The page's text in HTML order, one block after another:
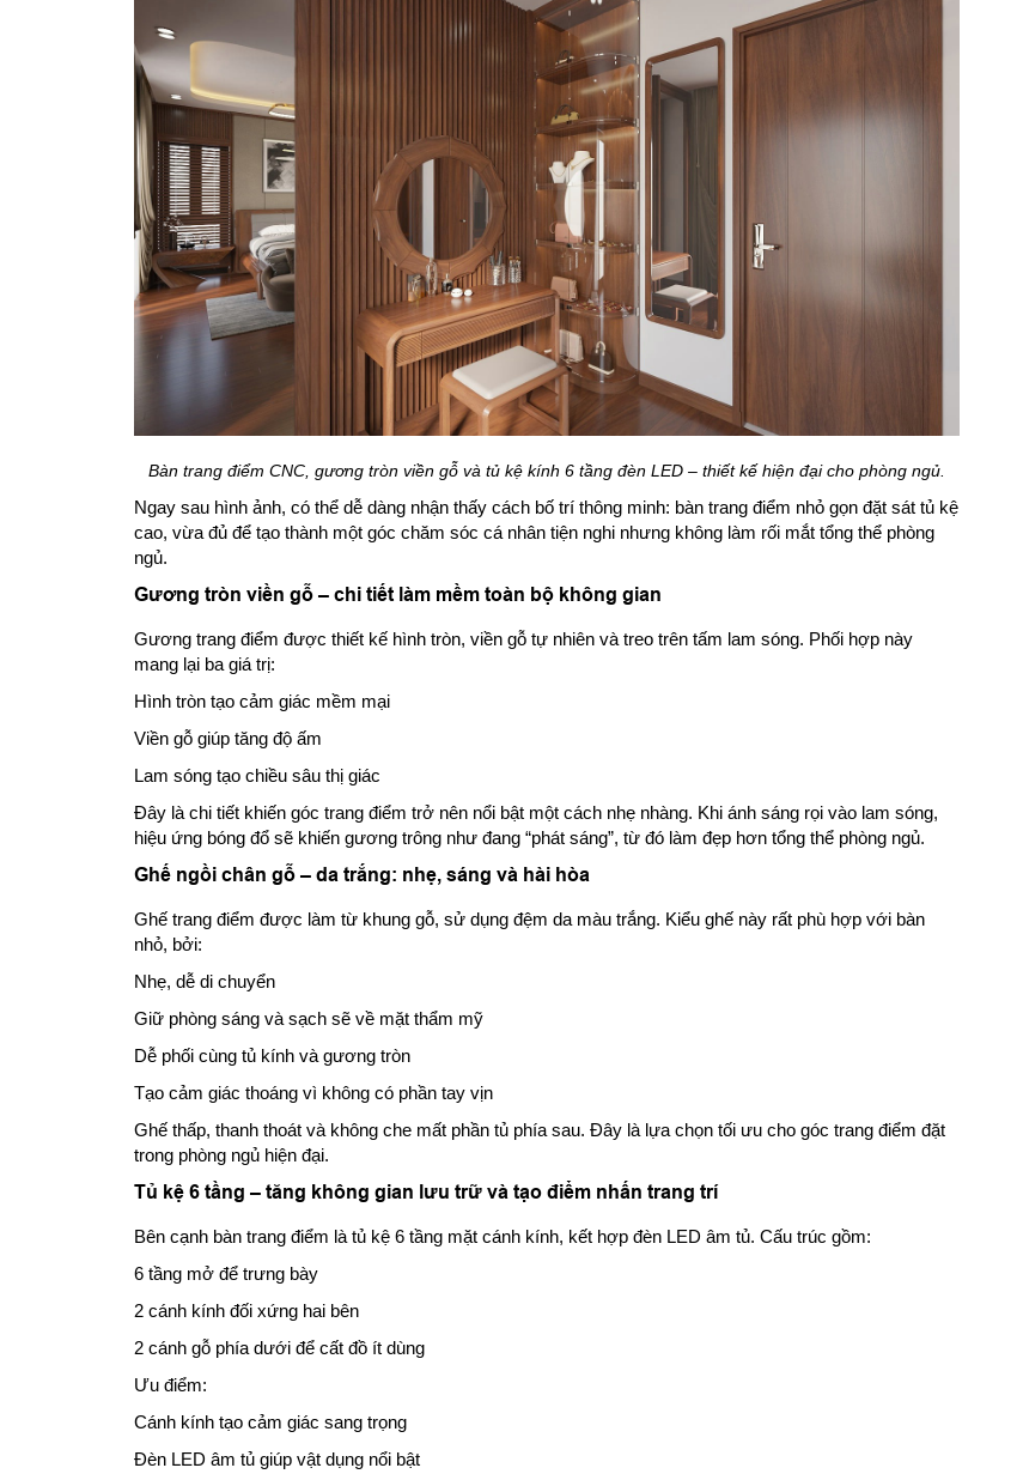
Bàn trang điểm CNC, gương tròn viền gỗ và tủ kệ kính 6 tầng đèn LED – thiết kế hiện đại cho phòng ngủ.
Ngay sau hình ảnh, có thể dễ dàng nhận thấy cách bố trí thông minh: bàn trang điểm nhỏ gọn đặt sát tủ kệ
cao, vừa đủ để tạo thành một góc chăm sóc cá nhân tiện nghi nhưng không làm rối mắt tổng thể phòng
ngủ.
Gương tròn viền gỗ – chi tiết làm mềm toàn bộ không gian
Gương trang điểm được thiết kế hình tròn, viền gỗ tự nhiên và treo trên tấm lam sóng. Phối hợp này
mang lại ba giá trị:
Hình tròn tạo cảm giác mềm mại
Viền gỗ giúp tăng độ ấm
Lam sóng tạo chiều sâu thị giác
Đây là chi tiết khiến góc trang điểm trở nên nổi bật một cách nhẹ nhàng. Khi ánh sáng rọi vào lam sóng,
hiệu ứng bóng đổ sẽ khiến gương trông như đang “phát sáng”, từ đó làm đẹp hơn tổng thể phòng ngủ.
Ghế ngồi chân gỗ – da trắng: nhẹ, sáng và hài hòa
Ghế trang điểm được làm từ khung gỗ, sử dụng đệm da màu trắng. Kiểu ghế này rất phù hợp với bàn
nhỏ, bởi:
Nhẹ, dễ di chuyển
Giữ phòng sáng và sạch sẽ về mặt thẩm mỹ
Dễ phối cùng tủ kính và gương tròn
Tạo cảm giác thoáng vì không có phần tay vịn
Ghế thấp, thanh thoát và không che mất phần tủ phía sau. Đây là lựa chọn tối ưu cho góc trang điểm đặt
trong phòng ngủ hiện đại.
Tủ kệ 6 tầng – tăng không gian lưu trữ và tạo điểm nhấn trang trí
Bên cạnh bàn trang điểm là tủ kệ 6 tầng mặt cánh kính, kết hợp đèn LED âm tủ. Cấu trúc gồm:
6 tầng mở để trưng bày
2 cánh kính đối xứng hai bên
2 cánh gỗ phía dưới để cất đồ ít dùng
Ưu điểm:
Cánh kính tạo cảm giác sang trọng
Đèn LED âm tủ giúp vật dụng nổi bật